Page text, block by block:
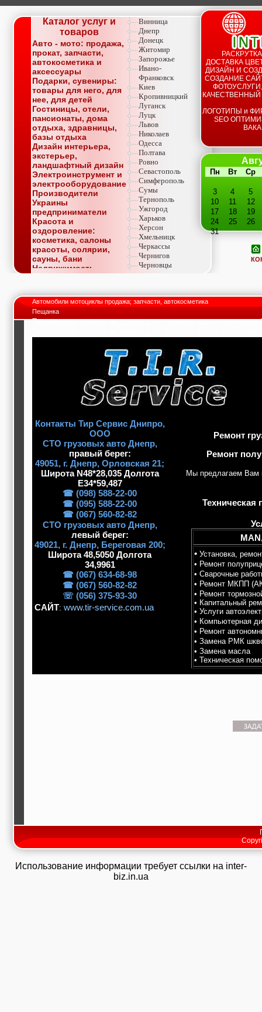
Каталог услуг и
товаров
Авто - мото: продажа,
прокат, запчасти,
автокосметика и
аксессуары
Подарки, сувениры:
товары для него, для
нее, для детей
Гостиницы, отели,
пансионаты, дома
отдыха, здравницы,
базы отдыха
Дизайн интерьера,
экстерьер,
ландшафтный дизайн
Электроинструмент и
электрооборудование
Производители
Украины
предприниматели
Красота и
оздоровление:
косметика, салоны
красоты, солярии,
сауны, бани
Недвижимость,
Окна, стекло,
витражи, входные
группы, двери,
тренинги, семинары,
квалификации
Промышленное
оборудование:
заводы, предприятия,
промышленность,
Развлечения и
активный отдых:
спортклубы, фитнес,
бильярд, боулинг,
кино, спорттовары,
Строительство и
ремонт: проектные
работы,
строительные и
отделочные
материалы,
строительные
машины и техника,
все для
коммуникаций
Туризм, отдых,
путешествия,
Винница
Днепр
Донецк
Житомир
Запорожье
Ивано-
Франковск
Киев
Кропивницкий
Луганск
Луцк
Львов
Николаев
Одесса
Полтава
Ровно
Севастополь
Симферополь
Сумы
Тернополь
Ужгород
Харьков
Херсон
Хмельницк
Черкассы
Чернигов
Черновцы
ДОСТАВКА
ДИЗАЙН И
СОЗДАНИЕ
ЛОГОТИПЫ и
SEO
Пн Вт Ср
3 4
5
10
11
12
17
18
19
24
25
26
31
Автомобили мотоциклы продажа; запчасти, автокосметика
Пещанка
Техническая помощь на дороге для грузовых авто в пригороде
Контакты Тир Сервис Днипро,
ООО
СТО грузовых авто Днепр,
правый берег:
49051, г. Днeпp, Орловская 21;
Широта N48*28,035 Долгота
E34*59,487
☎ (098) 588-22-00
☎ (095) 588-22-00
☎ (067) 560-82-82
СТО грузовых авто Днепр,
левый берег:
49021, г. Днeпp, Береговая 200;
Широта 48,5050 Долгота
34,9961
☎ (067) 634-68-98
☎ (067) 560-82-82
☏ (056) 375-93-30
САЙТ: www.tir-service.com.ua
Ремонт
Ремонт
Мы предлагаем Вам
Техническая
• Установка,
• Ремонт
• Сварочные
• Ремонт МКПП
• Ремонт
• Капитальный
• Услуги
• Компьютерная
• Ремонт
• Замена РМК
• Замена масла
• Техническая
Использование информации требует ссылки на inter-
biz.in.ua